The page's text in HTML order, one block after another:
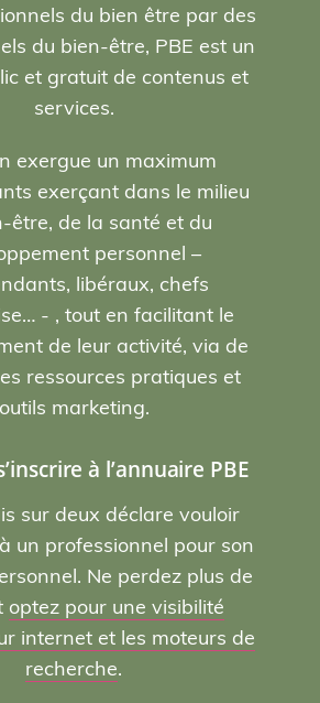
du bien être par des
du bien-être, PBE est un
et gratuit de contenus et
services.
exergue un maximum
exerçant dans le milieu
être, de la santé et du
personnel –
libéraux, chefs
- , tout en facilitant le
de leur activité, via de
ressources pratiques et
outils marketing.
à l’annuaire PBE
sur deux déclare vouloir
un professionnel pour son
Ne perdez plus de
optez pour une visibilité
internet et les moteurs de
recherche.